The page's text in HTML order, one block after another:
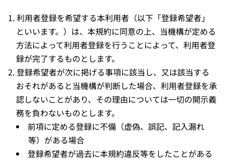
利用者登録を希望する本利用者（以下「登録希望者」
といいます。）は、本規約に同意の上、当機構が定める
方法によって利用者登録を行うことによって、利用者登
録が完了するものとします。
登録希望者が次に掲げる事項に該当し、又は該当する
おそれがあると当機構が判断した場合、利用者登録を承
認しないことがあり、その理由については一切の開示義
務を負わないものとします。
前項に定める登録に不備（虚偽、誤記、記入漏れ
等）がある場合
登録希望者が過去に本規約違反等をしたことがある